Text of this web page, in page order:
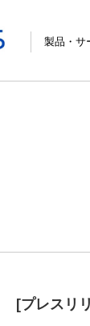
製品・サ
[プレスリ